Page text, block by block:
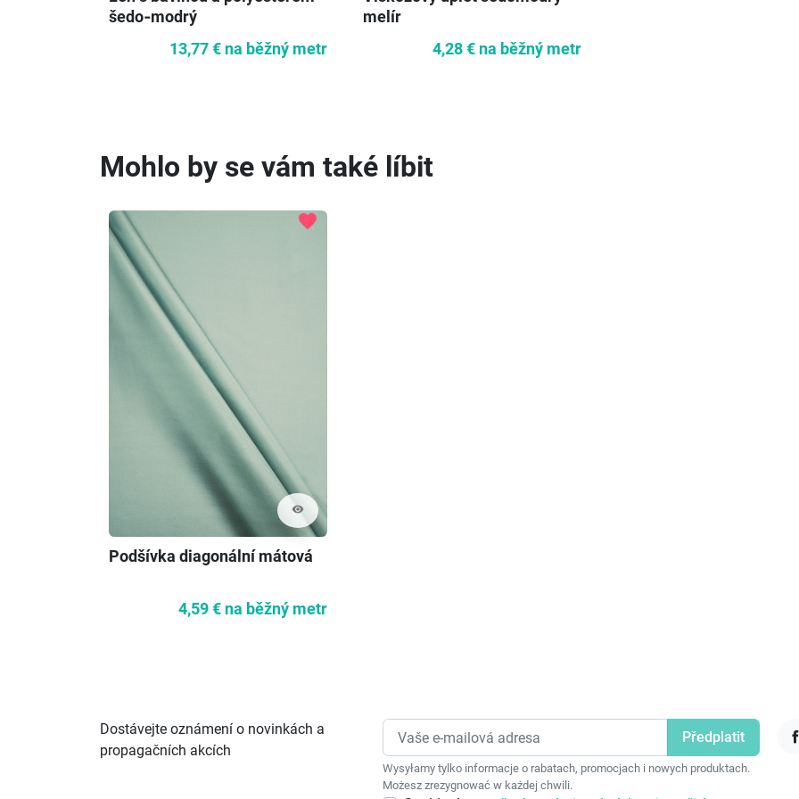
šedo‑modrý
13,77 € na běžný metr
melír
4,28 € na běžný metr
Mohlo by se vám také líbit
visibility
favorite
Podšívka diagonální mátová
4,59 € na běžný metr
Dostávejte oznámení o novinkách a
propagačních akcích
Wysyłamy tylko informacje o rabatach, promocjach i nowych produktach.
Możesz zrezygnować w każdej chwili.